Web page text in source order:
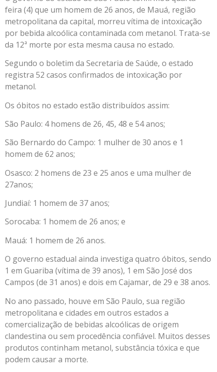
feira (4) que um homem de 26 anos, de Mauá, região
metropolitana da capital, morreu vítima de intoxicação
por bebida alcoólica contaminada com metanol. Trata-se
da 12ª morte por esta mesma causa no estado.
Segundo o boletim da Secretaria de Saúde, o estado
registra 52 casos confirmados de intoxicação por
metanol.
Os óbitos no estado estão distribuídos assim:
São Paulo: 4 homens de 26, 45, 48 e 54 anos;
São Bernardo do Campo: 1 mulher de 30 anos e 1
homem de 62 anos;
Osasco: 2 homens de 23 e 25 anos e uma mulher de
27anos;
Jundiaí: 1 homem de 37 anos;
Sorocaba: 1 homem de 26 anos; e
Mauá: 1 homem de 26 anos.
O governo estadual ainda investiga quatro óbitos, sendo
1 em Guariba (vítima de 39 anos), 1 em São José dos
Campos (de 31 anos) e dois em Cajamar, de 29 e 38 anos.
No ano passado, houve em São Paulo, sua região
metropolitana e cidades em outros estados a
comercialização de bebidas alcoólicas de origem
clandestina ou sem procedência confiável. Muitos desses
produtos continham metanol, substância tóxica e que
podem causar a morte.